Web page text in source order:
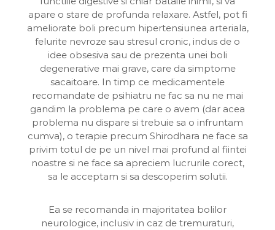
apare o stare de profunda relaxare. Astfel, pot fi
ameliorate boli precum hipertensiunea arteriala,
felurite nevroze sau stresul cronic, indus de o
idee obsesiva sau de prezenta unei boli
degenerative mai grave, care da simptome
sacaitoare. In timp ce medicamentele
recomandate de psihiatru ne fac sa nu ne mai
gandim la problema pe care o avem (dar acea
problema nu dispare si trebuie sa o infruntam
cumva), o terapie precum Shirodhara ne face sa
privim totul de pe un nivel mai profund al fiintei
noastre si ne face sa apreciem lucrurile corect,
sa le acceptam si sa descoperim solutii.
Ea se recomanda in majoritatea bolilor
neurologice, inclusiv in caz de tremuraturi,